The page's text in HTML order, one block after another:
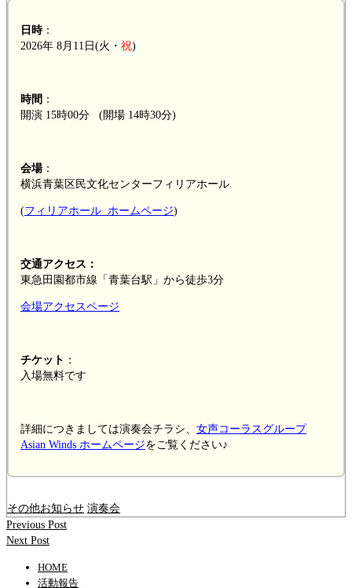
日時：
2026年 8月11日(火・ 祝)
時間 ：
開演 15時00分 (開場 14時30分)
会場：
横浜青葉区民文化センターフィリアホール
(フィリアホール ホームページ)
交通アクセス：
東急田園都市線「青葉台駅」から徒歩3分
会場アクセスページ
チケット ：
入場無料です
詳細につきましては演奏会チラシ、 女声コーラスグループ
Asian Winds ホームページをご覧ください♪
その他お知らせ 演奏会
Previous Post
Next Post
HOME
活動報告